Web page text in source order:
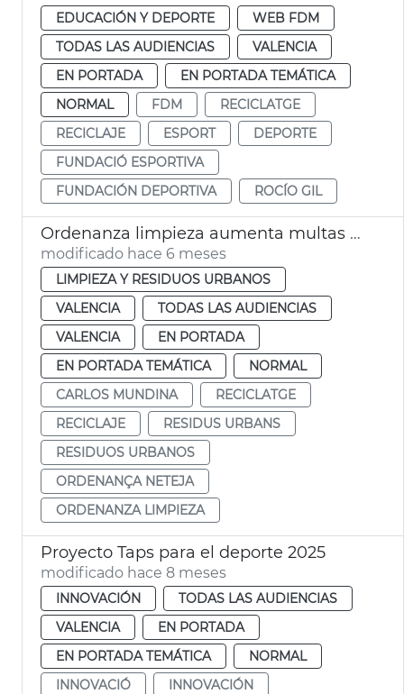
EDUCACIÓN Y DEPORTE
WEB FDM
TODAS LAS AUDIENCIAS
VALENCIA
EN PORTADA
EN PORTADA TEMÁTICA
NORMAL
FDM
RECICLATGE
RECICLAJE
ESPORT
DEPORTE
FUNDACIÓ ESPORTIVA
FUNDACIÓN DEPORTIVA
ROCÍO GIL
Ordenanza limpieza aumenta multas ensuciar vía pública
modificado hace 6 meses
LIMPIEZA Y RESIDUOS URBANOS
VALENCIA
TODAS LAS AUDIENCIAS
VALENCIA
EN PORTADA
EN PORTADA TEMÁTICA
NORMAL
CARLOS MUNDINA
RECICLATGE
RECICLAJE
RESIDUS URBANS
RESIDUOS URBANOS
ORDENANÇA NETEJA
ORDENANZA LIMPIEZA
Proyecto Taps para el deporte 2025
modificado hace 8 meses
INNOVACIÓN
TODAS LAS AUDIENCIAS
VALENCIA
EN PORTADA
EN PORTADA TEMÁTICA
NORMAL
INNOVACIÓ
INNOVACIÓN